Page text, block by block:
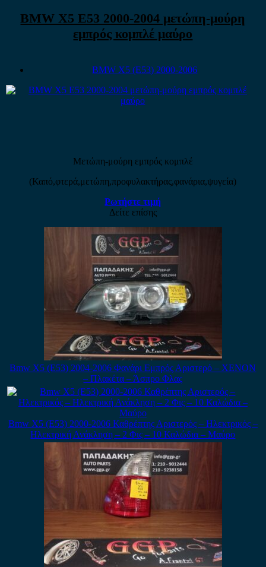
BMW X5 E53 2000-2004 μετώπη-μούρη
εμπρός κομπλέ μαύρο
BMW X5 (E53) 2000-2006
Μετώπη-μούρη εμπρός κομπλέ
(Καπό,φτερά,μετώπη,προφυλακτήρας,φανάρια,ψυγεία)
Ρωτήστε τιμή
Δείτε επίσης
Bmw X5 (E53) 2004-2006 Φανάρι Εμπρός Αριστερό – XENON
– Πλακέτα – Άσπρο Φλας
Bmw X5 (E53) 2000-2006 Καθρέπτης Αριστερός – Ηλεκτρικός –
Ηλεκτρική Ανάκληση – 2 Φις – 10 Καλώδια – Μαύρο